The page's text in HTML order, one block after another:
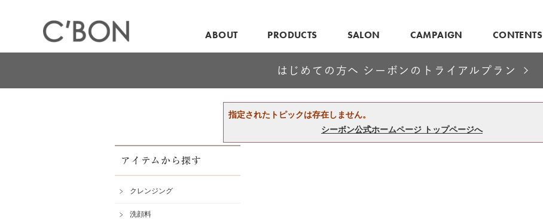
ABOUT PRODUCTS SALON CAMPAIGN CONTENTS
はじめての方へ シーボンのトライアルプラン
指定されたトピックは存在しません。
シーボン公式ホームページ トップページへ
アイテムから探す
クレンジング
洗顔料